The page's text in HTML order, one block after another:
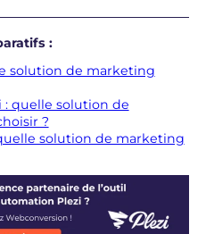
:
solution de marketing
: quelle solution de
?
solution de marketing